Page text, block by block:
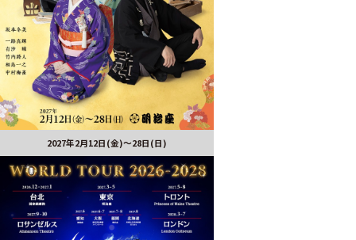
2027年2月12日(金)～28日(日)